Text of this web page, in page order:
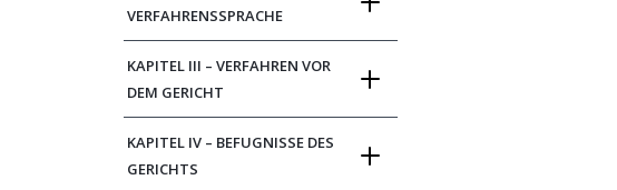
VERFAHRENSSPRACHE
KAPITEL III – VERFAHREN VOR
DEM GERICHT
KAPITEL IV – BEFUGNISSE DES
GERICHTS